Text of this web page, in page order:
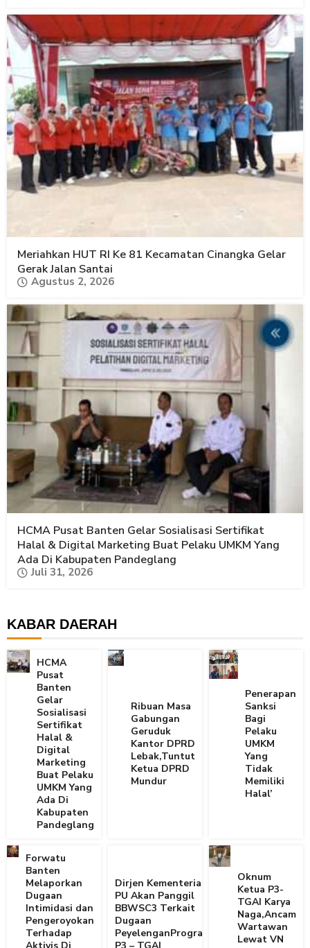
Meriahkan HUT RI Ke 81 Kecamatan Cinangka Gelar
Gerak Jalan Santai
Agustus 2, 2026
HCMA Pusat Banten Gelar Sosialisasi Sertifikat
Halal & Digital Marketing Buat Pelaku UMKM Yang
Ada Di Kabupaten Pandeglang
Juli 31, 2026
KABAR DAERAH
HCMA
Pusat
Banten
Gelar
Sosialisasi
Sertifikat
Halal &
Digital
Marketing
Buat Pelaku
UMKM Yang
Ada Di
Kabupaten
Pandeglang
Ribuan Masa
Gabungan
Geruduk
Kantor DPRD
Lebak,Tuntut
Ketua DPRD
Mundur
Penerapan
Sanksi
Bagi
Pelaku
UMKM
Yang
Tidak
Memiliki
Halal’
Forwatu
Banten
Melaporkan
Dugaan
Intimidasi dan
Pengeroyokan
Terhadap
Dirjen Kementerian
PU Akan Panggil
BBWSC3 Terkait
Dugaan
PeyelenganProgram
Oknum
Ketua P3-
TGAI Karya
Naga,Ancam
Wartawan
Lewat VN